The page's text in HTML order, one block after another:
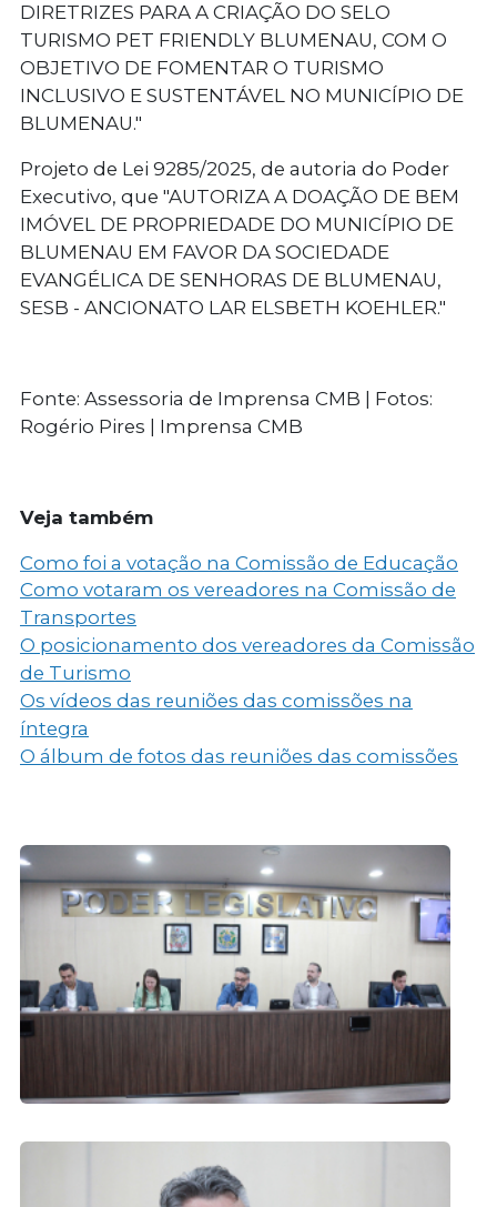
DIRETRIZES PARA A CRIAÇÃO DO SELO
TURISMO PET FRIENDLY BLUMENAU, COM O
OBJETIVO DE FOMENTAR O TURISMO
INCLUSIVO E SUSTENTÁVEL NO MUNICÍPIO DE
BLUMENAU."
Projeto de Lei 9285/2025, de autoria do Poder
Executivo, que "AUTORIZA A DOAÇÃO DE BEM
IMÓVEL DE PROPRIEDADE DO MUNICÍPIO DE
BLUMENAU EM FAVOR DA SOCIEDADE
EVANGÉLICA DE SENHORAS DE BLUMENAU,
SESB - ANCIONATO LAR ELSBETH KOEHLER."
Fonte: Assessoria de Imprensa CMB | Fotos:
Rogério Pires | Imprensa CMB
Veja também
Como foi a votação na Comissão de Educação
Como votaram os vereadores na Comissão de
Transportes
O posicionamento dos vereadores da Comissão
de Turismo
Os vídeos das reuniões das comissões na
íntegra
O álbum de fotos das reuniões das comissões